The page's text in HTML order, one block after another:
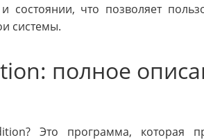
состоянии, что позволяет
системы.
полное
Это программа, которая